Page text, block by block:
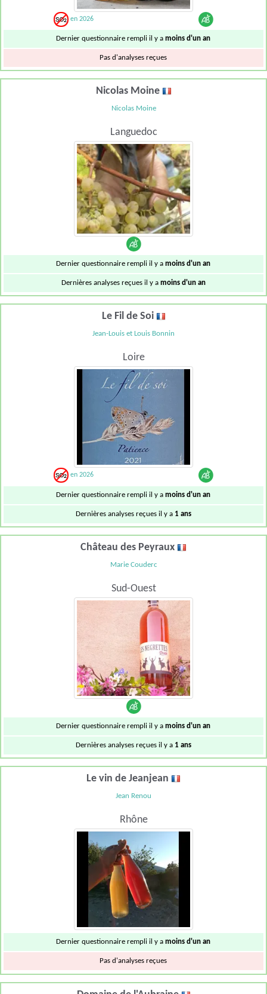
en 2026
Dernier questionnaire rempli il y amoins d'un an
Pas d'analyses reçues
Nicolas Moine
Nicolas Moine
Languedoc
Dernier questionnaire rempli il y amoins d'un an
Dernières analyses reçues il y a moins d'un an
Le Fil de Soi
Jean-Louis et Louis Bonnin
Loire
en 2026
Dernier questionnaire rempli il y amoins d'un an
Dernières analyses reçues il y a 1 ans
Château des Peyraux
Marie Couderc
Sud-Ouest
Dernier questionnaire rempli il y amoins d'un an
Dernières analyses reçues il y a 1 ans
Le vin de Jeanjean
Jean Renou
Rhône
Dernier questionnaire rempli il y amoins d'un an
Pas d'analyses reçues